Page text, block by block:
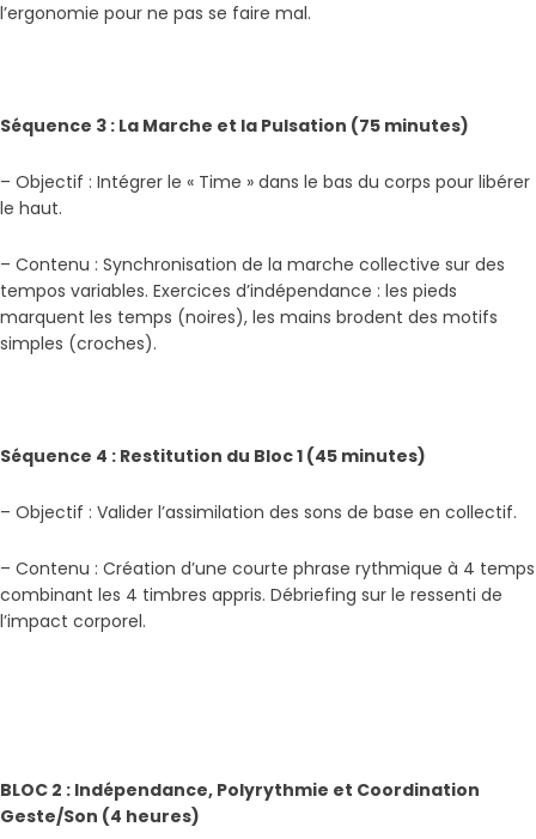
l’ergonomie pour ne pas se faire mal.
Séquence 3 : La Marche et la Pulsation (75 minutes)
– Objectif : Intégrer le « Time » dans le bas du corps pour libérer
le haut.
– Contenu : Synchronisation de la marche collective sur des
tempos variables. Exercices d’indépendance : les pieds
marquent les temps (noires), les mains brodent des motifs
simples (croches).
Séquence 4 : Restitution du Bloc 1 (45 minutes)
– Objectif : Valider l’assimilation des sons de base en collectif.
– Contenu : Création d’une courte phrase rythmique à 4 temps
combinant les 4 timbres appris. Débriefing sur le ressenti de
l’impact corporel.
BLOC 2 : Indépendance, Polyrythmie et Coordination
Geste/Son (4 heures)